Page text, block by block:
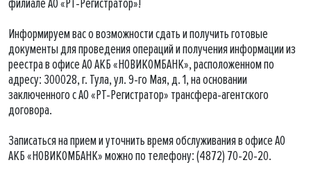
филиале АО «РТ-Регистратор»!
Информируем вас о возможности сдать и получить готовые
документы для проведения операций и получения информации из
реестра в офисе АО АКБ «НОВИКОМБАНК», расположенном по
адресу: 300028, г. Тула, ул. 9-го Мая, д. 1, на основании
заключенного с АО «РТ-Регистратор» трансфера-агентского
договора.
Записаться на прием и уточнить время обслуживания в офисе АО
АКБ «НОВИКОМБАНК» можно по телефону: (4872) 70-20-20.